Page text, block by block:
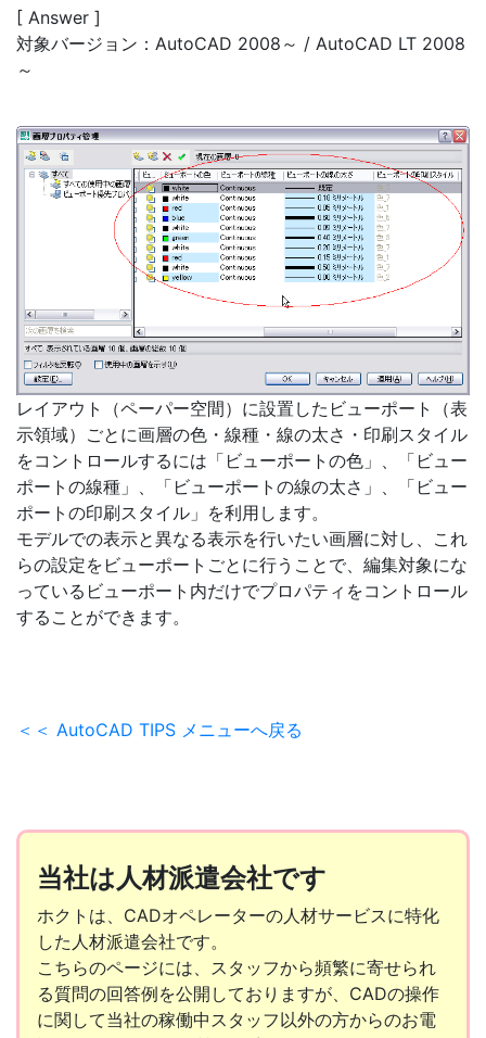
[ Answer ]
対象バージョン：AutoCAD 2008～ / AutoCAD LT 2008
～
レイアウト（ペーパー空間）に設置したビューポート（表
示領域）ごとに画層の色・線種・線の太さ・印刷スタイル
をコントロールするには「ビューポートの色」、「ビュー
ポートの線種」、「ビューポートの線の太さ」、「ビュー
ポートの印刷スタイル」を利用します。
モデルでの表示と異なる表示を行いたい画層に対し、これ
らの設定をビューポートごとに行うことで、編集対象にな
っているビューポート内だけでプロパティをコントロール
することができます。
＜＜ AutoCAD TIPS メニューへ戻る
当社は人材派遣会社です
ホクトは、CADオペレーターの人材サービスに特化
した人材派遣会社です。
こちらのページには、スタッフから頻繁に寄せられ
る質問の回答例を公開しておりますが、CADの操作
に関して当社の稼働中スタッフ以外の方からのお電